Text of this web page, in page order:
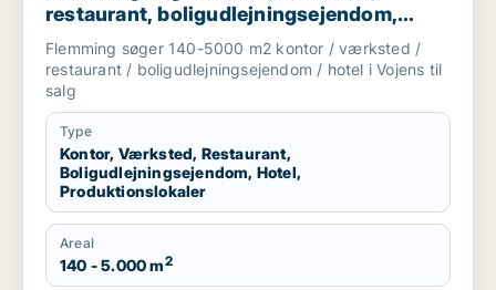
restaurant, boligudlejningsejendom,
hotel eller produktionslokaler til salg i
Vojens
Flemming søger 140-5000 m2 kontor / værksted /
restaurant / boligudlejningsejendom / hotel i Vojens til
salg
Type
Kontor, Værksted, Restaurant,
Boligudlejningsejendom, Hotel,
Produktionslokaler
Areal
140 - 5.000 m2